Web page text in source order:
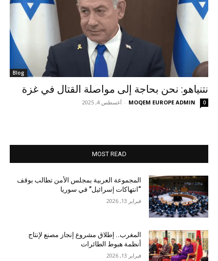
Blog
نتنياهو: نحن بحاجة إلى مواصلة القتال في غزة
MOQEM EUROPE ADMIN
- أغسطس 4, 2025 0
MOST READ
المجموعة العربية بمجلس الأمن تطالب بوقف
“انتهاكات إسرائيل” في سوريا
فبراير 13, 2026
المغرب.. إطلاق مشروع إنجاز مصنع لإنتاج
أنظمة هبوط الطائرات
فبراير 13, 2026